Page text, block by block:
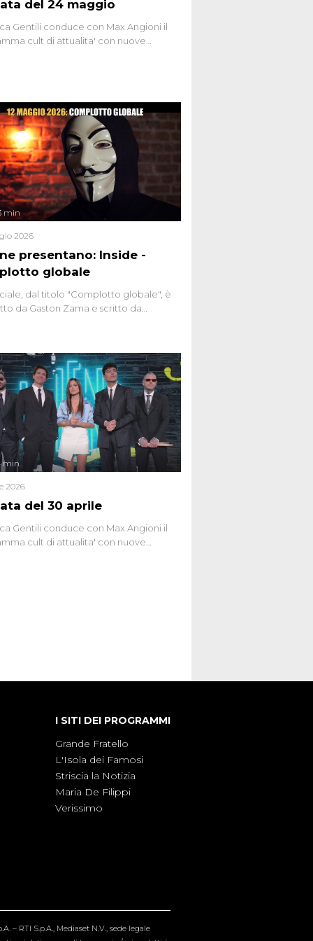
del 24 maggio
Gentili conduce con Max Angioni il
cult di attualita' con nuove
presentano: Inside -
globale
min
2026
dal titolo "Complotto globale", è
da Gaston Zama e scritto da
dei sospetti globali e del
che negli ultimi anni hanno
network, talk show, piazze digitali
collettivo.
del 30 aprile
min
2026
Gentili conduce con Max Angioni il
cult di attualita' con nuove
I SITI DEI PROGRAMMI
Grande Fratello
L'Isola dei Famosi
Striscia la Notizia
Maria De Filippi
Verissimo
– RTI S.p.A., Mediaset N.V., sede legale